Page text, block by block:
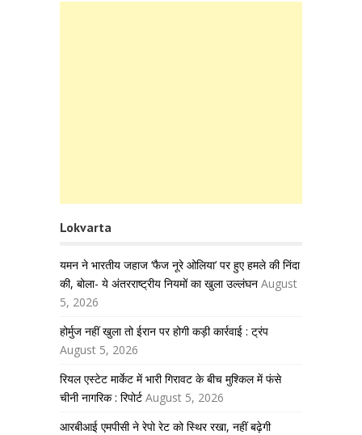
Lokvarta
यमन ने भारतीय जहाज ‘फैज नूरे ओलिया’ पर हुए हमले की निंदा
की, बोला- ये अंतरराष्ट्रीय नियमों का खुला उल्लंघन August
5, 2026
होर्मुज नहीं खुला तो ईरान पर होगी कड़ी कार्रवाई : ट्रंप
August 5, 2026
रियल एस्टेट मार्केट में भारी गिरावट के बीच मुश्किल में फंसे
चीनी नागरिक : रिपोर्ट August 5, 2026
आरबीआई एमपीसी ने रेपो रेट को स्थिर रखा, नहीं बढ़ेगी